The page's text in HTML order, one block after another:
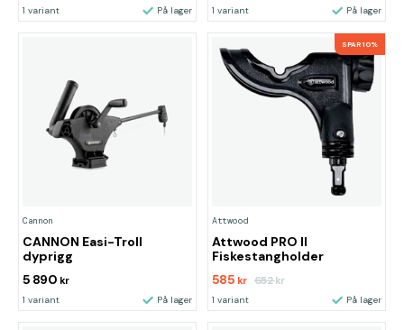
1 variant På lager 1 variant På lager
Cannon
CANNON Easi-Troll
dyprigg
5 890 kr
1 variant På lager
SPAR 10%
Attwood
Attwood PRO II
Fiskestangholder
585 kr 652kr
1 variant På lager